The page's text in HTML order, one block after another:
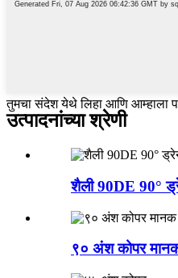
तुमचा संदेश येथे लिहा आणि आम्हाला
उत्पादनांच्या श्रेणी
शैली 90DE 90°
९० अंश कोपर मानक